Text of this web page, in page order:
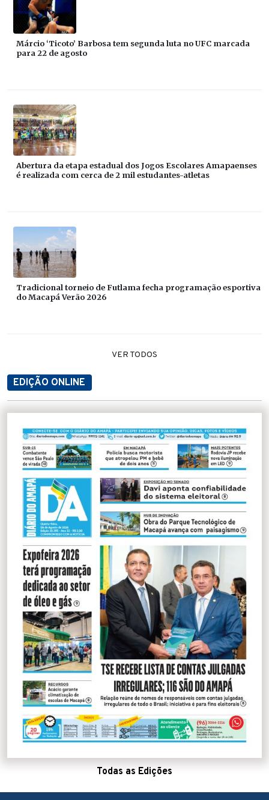
Márcio ‘Ticoto’ Barbosa tem segunda luta no UFC marcada
para 22 de agosto
Abertura da etapa estadual dos Jogos Escolares Amapaenses
é realizada com cerca de 2 mil estudantes-atletas
Tradicional torneio de Futlama fecha programação esportiva
do Macapá Verão 2026
VER TODOS
EDIÇÃO ONLINE
Todas as Edições